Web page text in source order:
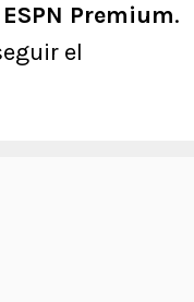
ESPN Premium.
el